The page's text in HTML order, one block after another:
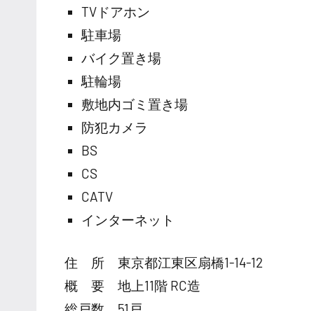
TVドアホン
駐車場
バイク置き場
駐輪場
敷地内ゴミ置き場
防犯カメラ
BS
CS
CATV
インターネット
住 所 東京都江東区扇橋1-14-12
概 要 地上11階 RC造